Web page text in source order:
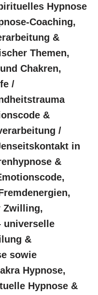
Hypnose
Coaching,
&
Themen,
Chakren,
/
&
/
in
&
Zwilling,
universelle
&
sowie
Hypnose,
Hypnose &